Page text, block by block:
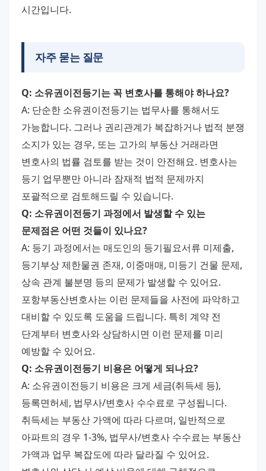
시간입니다.
자주 묻는 질문
Q: 소유권이전등기는 꼭 변호사를 통해야 하나요?
A: 단순한 소유권이전등기는 법무사를 통해서도
가능합니다. 그러나 권리관계가 복잡하거나 법적 분쟁
소지가 있는 경우, 또는 고가의 부동산 거래라면
변호사의 법률 검토를 받는 것이 안전해요. 변호사는
등기 업무뿐만 아니라 잠재적 법적 문제까지
포괄적으로 검토해드릴 수 있습니다.
Q: 소유권이전등기 과정에서 발생할 수 있는
문제점은 어떤 것들이 있나요?
A: 등기 과정에서는 매도인의 등기필요서류 미제출,
등기부상 제한물권 존재, 이중매매, 미등기 건물 문제,
상속 관계 불분명 등의 문제가 발생할 수 있어요.
포항부동산변호사는 이런 문제들을 사전에 파악하고
대비할 수 있도록 도움을 드립니다. 특히 계약 전
단계부터 변호사와 상담하시면 이런 문제를 미리
예방할 수 있어요.
Q: 소유권이전등기 비용은 어떻게 되나요?
A: 소유권이전등기 비용은 크게 세금(취득세 등),
등록면허세, 법무사/변호사 수수료로 구성됩니다.
취득세는 부동산 가액에 따라 다르며, 일반적으로
아파트의 경우 1-3%, 법무사/변호사 수수료는 부동산
가액과 업무 복잡도에 따라 달라질 수 있어요.